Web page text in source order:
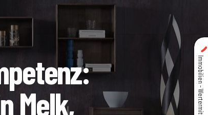
Melk,
Immobilien - Wertermittlung